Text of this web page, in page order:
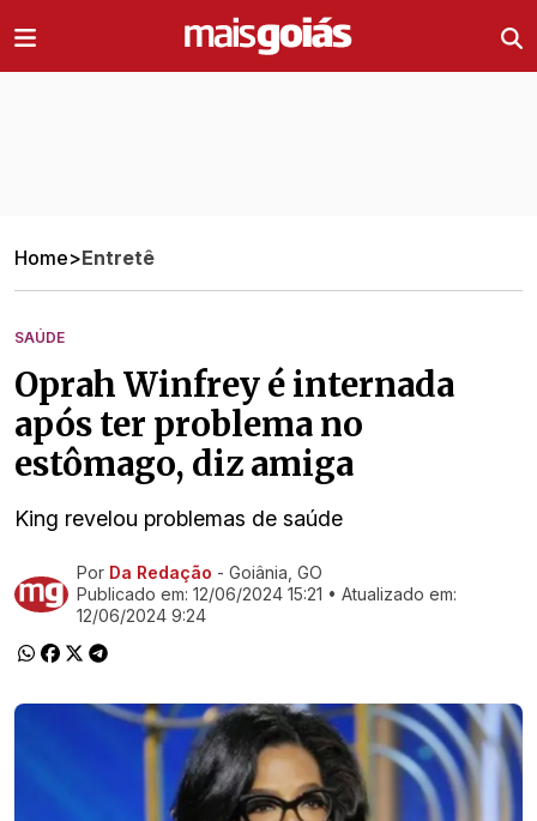
Home>Entretê
SAÚDE
Oprah Winfrey é internada
após ter problema no
estômago, diz amiga
King revelou problemas de saúde
Ir direto pra matéria
Por Da Redação - Goiânia, GO
Publicado em:12/06/2024 15:21 • Atualizado em:
12/06/2024 9:24